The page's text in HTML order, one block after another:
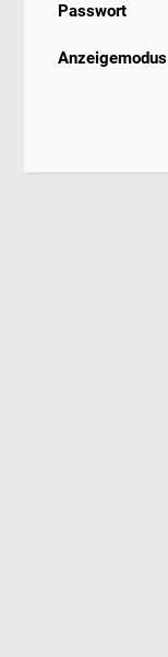
Passwort
Anzeigemodus